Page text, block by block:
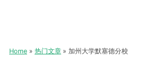
Home 热门文章 加州大学默塞德分校